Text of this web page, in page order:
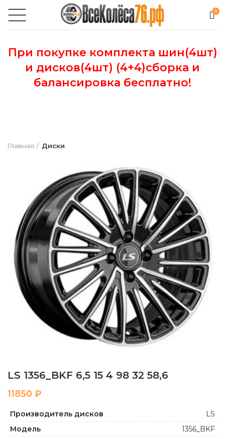
0
При покупке комплекта шин(4шт)
и дисков(4шт) (4+4)сборка и
балансировка бесплатно!
Главная Диски
LS 1356_BKF 6,5 15 4 98 32 58,6
₽
Производитель дисков
LS
Модель
1356_BKF